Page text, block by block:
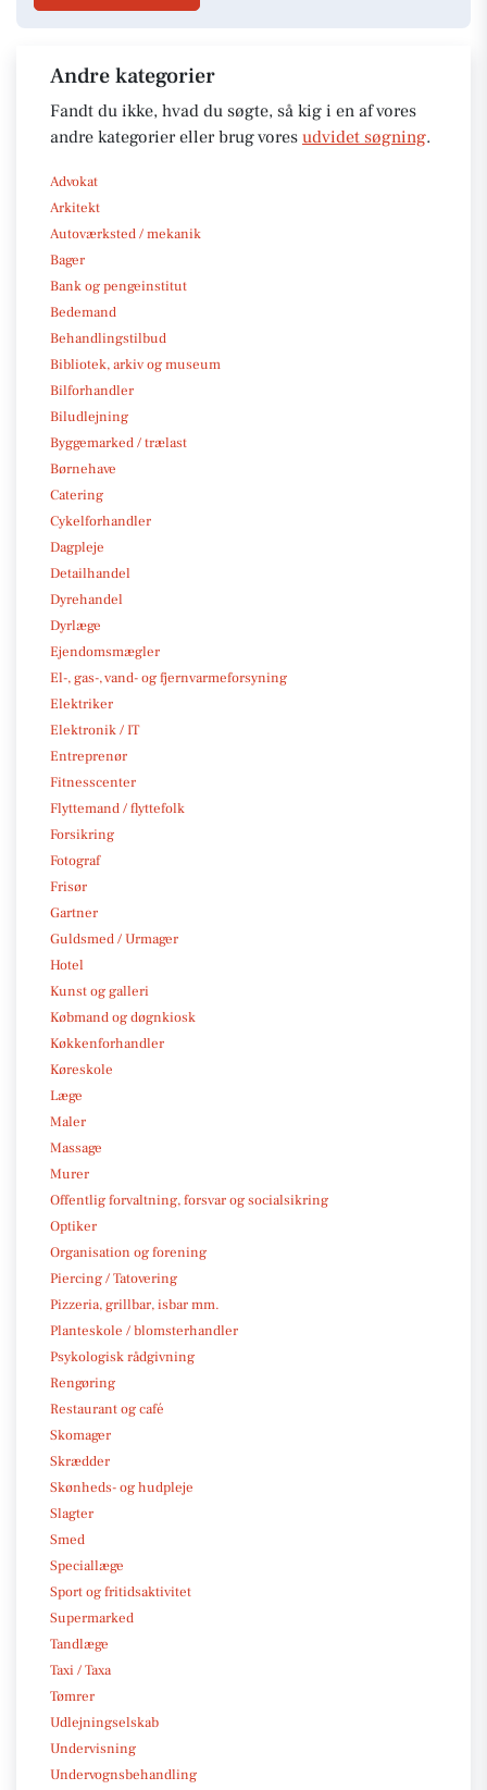
Andre kategorier
Fandt du ikke, hvad du søgte, så kig i en af vores
andre kategorier eller brug vores udvidet søgning.
Advokat
Arkitekt
Autoværksted / mekanik
Bager
Bank og pengeinstitut
Bedemand
Behandlingstilbud
Bibliotek, arkiv og museum
Bilforhandler
Biludlejning
Byggemarked / trælast
Børnehave
Catering
Cykelforhandler
Dagpleje
Detailhandel
Dyrehandel
Dyrlæge
Ejendomsmægler
El-, gas-, vand- og fjernvarmeforsyning
Elektriker
Elektronik / IT
Entreprenør
Fitnesscenter
Flyttemand / flyttefolk
Forsikring
Fotograf
Frisør
Gartner
Guldsmed / Urmager
Hotel
Kunst og galleri
Købmand og døgnkiosk
Køkkenforhandler
Køreskole
Læge
Maler
Massage
Murer
Offentlig forvaltning, forsvar og socialsikring
Optiker
Organisation og forening
Piercing / Tatovering
Pizzeria, grillbar, isbar mm.
Planteskole / blomsterhandler
Psykologisk rådgivning
Rengøring
Restaurant og café
Skomager
Skrædder
Skønheds- og hudpleje
Slagter
Smed
Speciallæge
Sport og fritidsaktivitet
Supermarked
Tandlæge
Taxi / Taxa
Tømrer
Udlejningselskab
Undervisning
Undervognsbehandling